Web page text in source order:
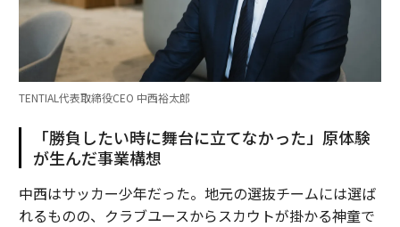
TENTIAL代表取締役CEO 中西裕太郎
「勝負したい時に舞台に立てなかった」原体験
が生んだ事業構想
中西はサッカー少年だった。地元の選抜チームには選ば
れるものの、クラブユースからスカウトが掛かる神童で